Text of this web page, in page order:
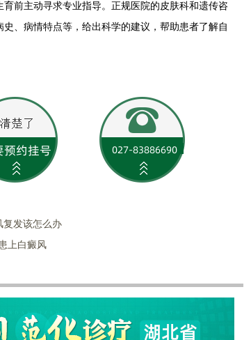
前主动寻求专业指导。正规医院的皮肤科和遗传咨
、病情特点等，给出科学的建议，帮助患者了解自
复发该怎么办
上白癜风